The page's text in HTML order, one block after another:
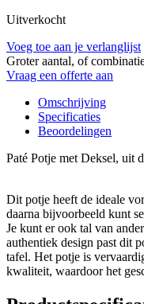
Uitverkocht
Voeg toe aan je verlanglijst
Groter aantal, of
Vraag een offerte aan
Omschrijving
Specificaties
Beoordelingen
Paté Potje met Deksel, uit
Dit potje heeft de ideale
daarna bijvoorbeeld kunt
Je kunt er ook tal van
authentiek design past dit
tafel. Het potje is
kwaliteit, waardoor het